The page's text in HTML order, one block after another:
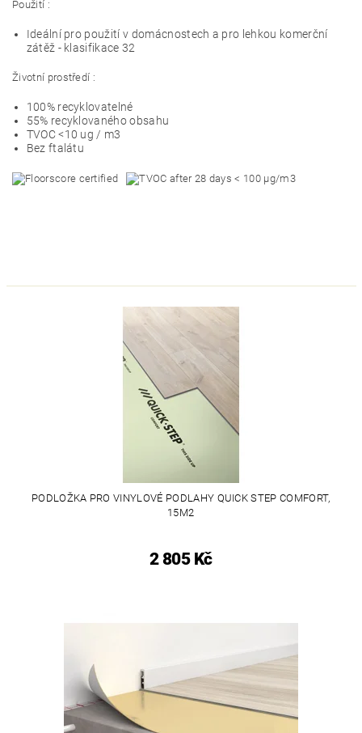
Použití :
Ideální pro použití v domácnostech a pro lehkou komerční
zátěž - klasifikace 32
Životní prostředí :
100% recyklovatelné
55% recyklovaného obsahu
TVOC <10 ug / m3
Bez ftalátu
PODLOŽKA PRO VINYLOVÉ PODLAHY QUICK STEP COMFORT,
15M2
2 805 Kč